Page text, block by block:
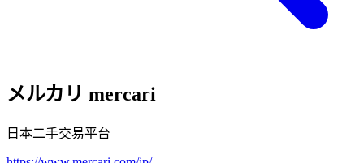
メルカリ mercari
日本二手交易平台